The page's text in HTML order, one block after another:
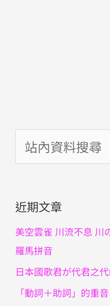
尋
鍵
字
:
近期文章
美空雲雀 川流不息 川
羅馬拼音
日本國歌君が代君之
「動詞＋助詞」的重